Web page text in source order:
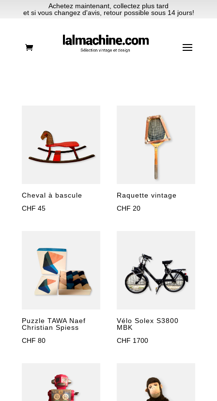
Achetez maintenant, collectez plus tard
et si vous changez d'avis, retour possible sous 14 jours!
Cheval à bascule
CHF 45
Raquette vintage
CHF 20
Puzzle TAWA Naef
Christian Spiess
CHF 80
Vélo Solex S3800
MBK
CHF 1700